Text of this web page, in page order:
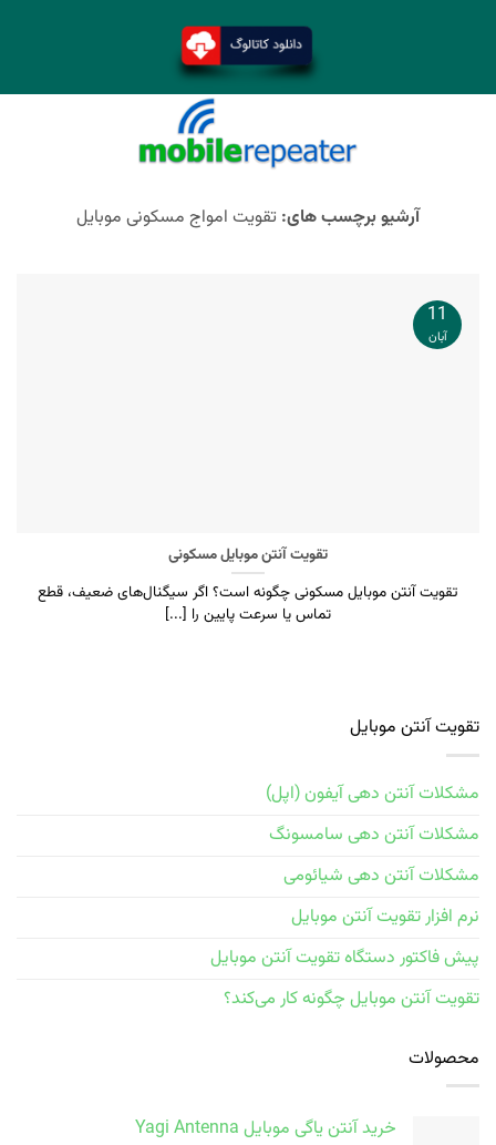
آرشیو برچسب های: تقویت امواج مسکونی موبایل
تقویت آنتن موبایل مسکونی
تقویت آنتن موبایل مسکونی چگونه است؟ اگر سیگنال‌های ضعیف، قطع
تماس یا سرعت پایین را [...]
11
آبان
تقویت آنتن موبایل
مشکلات آنتن دهی آیفون (اپل)
مشکلات آنتن دهی سامسونگ
مشکلات آنتن دهی شیائومی
نرم افزار تقویت آنتن موبایل
پیش فاکتور دستگاه تقویت آنتن موبایل
تقویت آنتن موبایل چگونه کار می‌کند؟
محصولات
خرید آنتن یاگی موبایل Yagi Antenna